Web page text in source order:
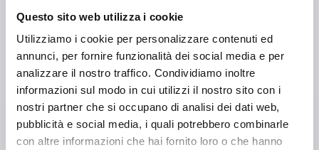
Questo sito web utilizza i cookie
Utilizziamo i cookie per personalizzare contenuti ed
annunci, per fornire funzionalità dei social media e per
analizzare il nostro traffico. Condividiamo inoltre
informazioni sul modo in cui utilizzi il nostro sito con i
nostri partner che si occupano di analisi dei dati web,
pubblicità e social media, i quali potrebbero combinarle
con altre informazioni che hai fornito loro o che hanno
DADO ZIGRINATO CON FUNZIONE DI SERRAGGIO
M12, D1=40, H=24, ACCIAIO DA BONIFICA BRUNITO
D3=32
ALTEZZA=24
Numero d’ordine: K0139.12